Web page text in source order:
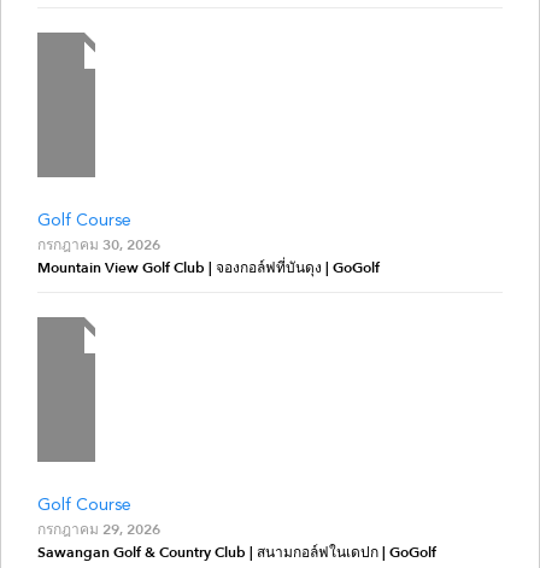
Golf Course
กรกฎาคม 30, 2026
Mountain View Golf Club | จองกอล์ฟที่บันดุง | GoGolf
Golf Course
กรกฎาคม 29, 2026
Sawangan Golf & Country Club | สนามกอล์ฟในเดปก | GoGolf